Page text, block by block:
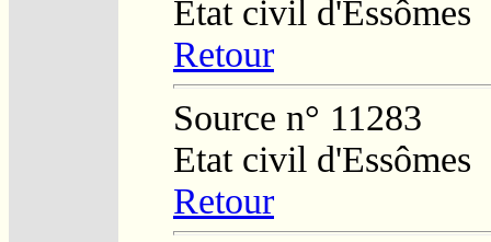
Etat civil d'Essômes
Retour
Source n° 11283
Etat civil d'Essômes
Retour